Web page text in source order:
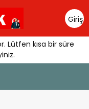
Giriş
Yap
Lütfen kısa bir süre